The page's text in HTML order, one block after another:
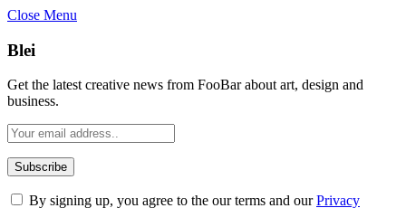
Close Menu
Blei
Get the latest creative news from FooBar about art, design and
business.
By signing up, you agree to the our terms and ourPrivacy